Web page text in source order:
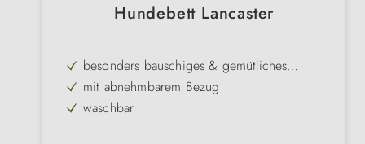
Hundebett Lancaster
besonders bauschiges & gemütliches
Hundebett
mit abnehmbarem Bezug
waschbar